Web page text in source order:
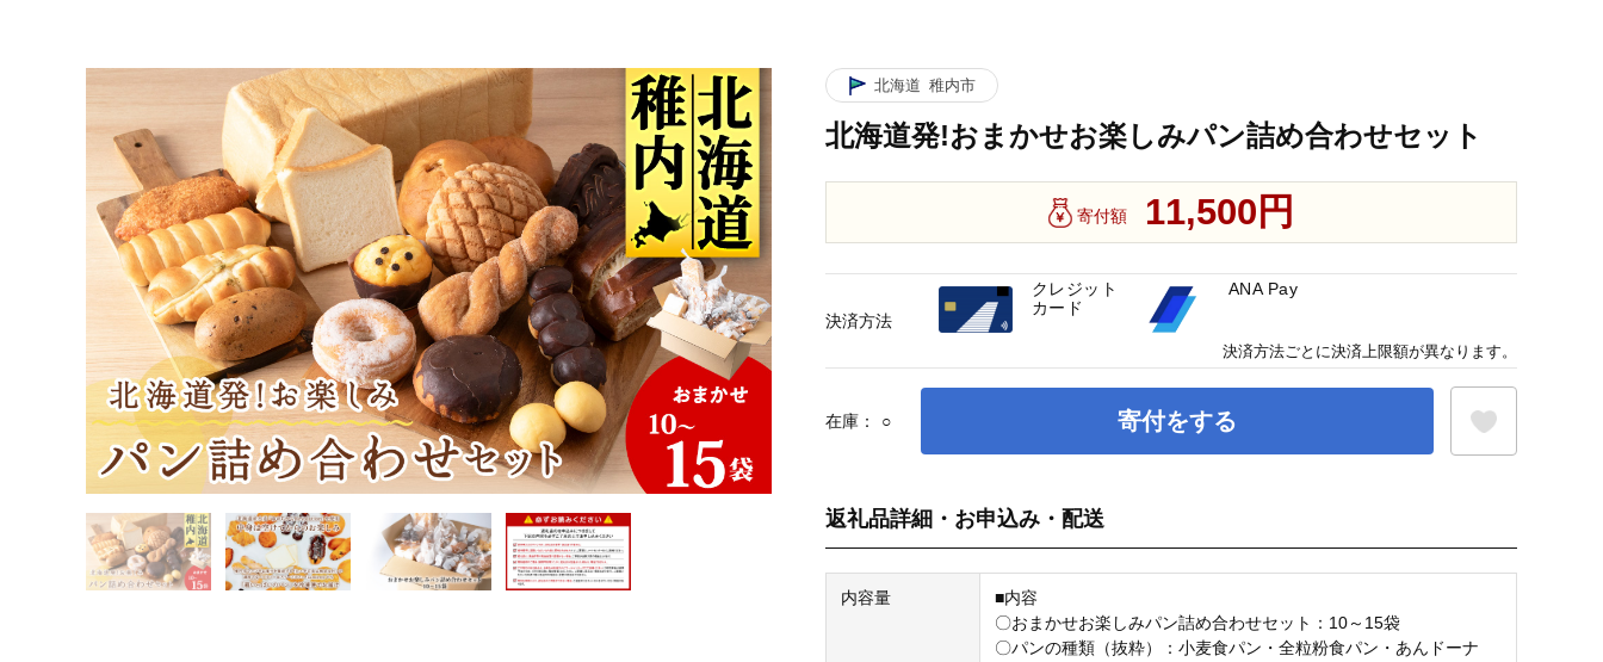
北海道 稚内市
北海道発!おまかせお楽しみパン詰め合わせセット
寄付額 11,500円
在庫： ○ 寄付をする
返礼品詳細・お申込み・配送
内容量
■内容
〇おまかせお楽しみパン詰め合わせセット：10～15袋
〇パンの種類（抜粋）：小麦食パン・全粒粉食パン・あんドーナ
決済方法
クレジット
カード
ANA Pay
決済方法ごとに決済上限額が異なります。